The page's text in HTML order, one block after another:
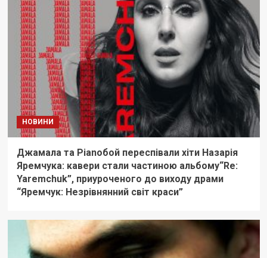
НОВИНИ
Джамала та Pianoбой переспівали хіти Назарія
Яремчука: кавери стали частиною альбому“Re:
Yaremchuk”, приуроченого до виходу драми
“Яремчук: Незрівнянний світ краси”